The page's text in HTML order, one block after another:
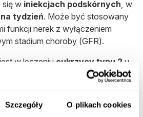
Szczegóły O plikach cookies
się w iniekcjach podskórnych, w
na tydzień. Może być stosowany
funkcji nerek z wyłączeniem
stadium choroby (GFR).
w leczeniu cukrzycy typu 2 u
gdy inne substancje są
połączeniu z innymi lekami
Lekarze przepisują go również
jako produkt